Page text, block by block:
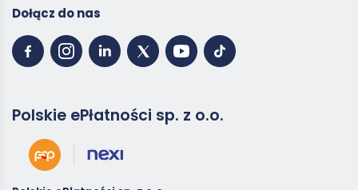
Dołącz do nas
Polskie ePłatności sp. z o.o.